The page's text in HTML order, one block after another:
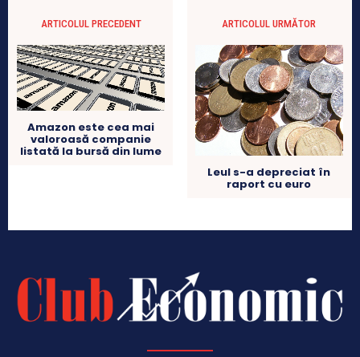
ARTICOLUL PRECEDENT
Amazon este cea mai
valoroasă companie
listată la bursă din lume
ARTICOLUL URMĂTOR
Leul s-a depreciat în
raport cu euro